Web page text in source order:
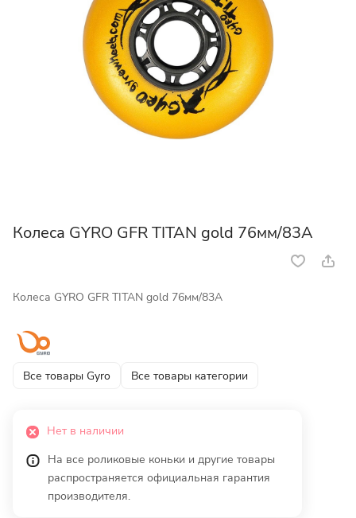
Колеса GYRO GFR TITAN gold 76мм/83А
Колеса GYRO GFR TITAN gold 76мм/83А
Все товары Gyro Все товары категории
Нет в наличии
На все роликовые коньки и другие товары
распространяется официальная гарантия
производителя.